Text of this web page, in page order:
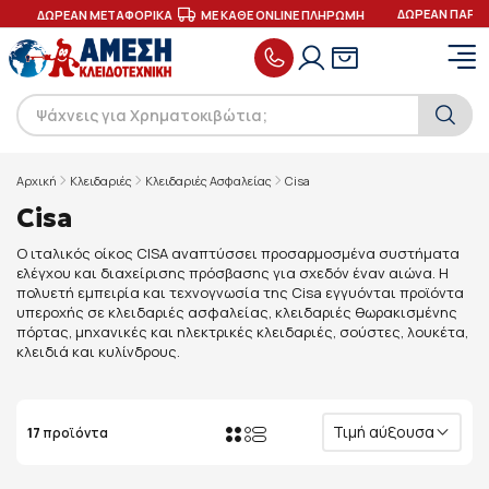
ΔΩΡΕΑΝ ΜΕΤΑΦΟΡΙΚΑ ΜΕ ΚΑΘΕ ONLINE ΠΛΗΡΩΜΗ ΔΩΡΕΑΝ
Αρχική Κλειδαριές Κλειδαριές Ασφαλείας Cisa
Cisa
Ο ιταλικός οίκος CISA αναπτύσσει προσαρμοσμένα συστήματα
ελέγχου και διαχείρισης πρόσβασης για σχεδόν έναν αιώνα. Η
πολυετή εμπειρία και τεχνογνωσία της Cisa εγγυόνται προϊόντα
υπεροχής σε κλειδαριές ασφαλείας, κλειδαριές θωρακισμένης
πόρτας, μηχανικές και ηλεκτρικές κλειδαριές, σούστες, λουκέτα,
κλειδιά και κυλίνδρους.
17 προϊόντα Τιμή αύξουσα